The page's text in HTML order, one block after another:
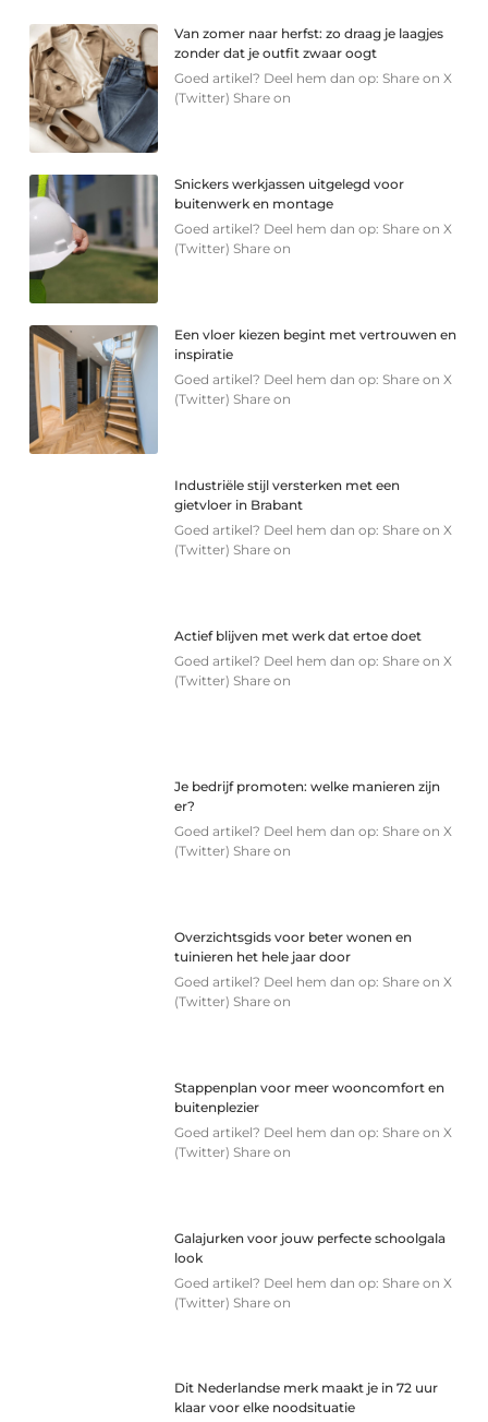
Van zomer naar herfst: zo draag je laagjes
zonder dat je outfit zwaar oogt
Goed artikel? Deel hem dan op: Share on X
(Twitter) Share on
Snickers werkjassen uitgelegd voor
buitenwerk en montage
Goed artikel? Deel hem dan op: Share on X
(Twitter) Share on
Een vloer kiezen begint met vertrouwen en
inspiratie
Goed artikel? Deel hem dan op: Share on X
(Twitter) Share on
Industriële stijl versterken met een
gietvloer in Brabant
Goed artikel? Deel hem dan op: Share on X
(Twitter) Share on
Actief blijven met werk dat ertoe doet
Goed artikel? Deel hem dan op: Share on X
(Twitter) Share on
Je bedrijf promoten: welke manieren zijn
er?
Goed artikel? Deel hem dan op: Share on X
(Twitter) Share on
Overzichtsgids voor beter wonen en
tuinieren het hele jaar door
Goed artikel? Deel hem dan op: Share on X
(Twitter) Share on
Stappenplan voor meer wooncomfort en
buitenplezier
Goed artikel? Deel hem dan op: Share on X
(Twitter) Share on
Galajurken voor jouw perfecte schoolgala
look
Goed artikel? Deel hem dan op: Share on X
(Twitter) Share on
Dit Nederlandse merk maakt je in 72 uur
klaar voor elke noodsituatie